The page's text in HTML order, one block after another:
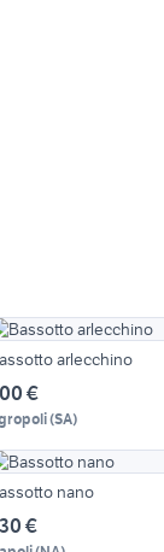
arlecchino
€
(SA)
nano
€